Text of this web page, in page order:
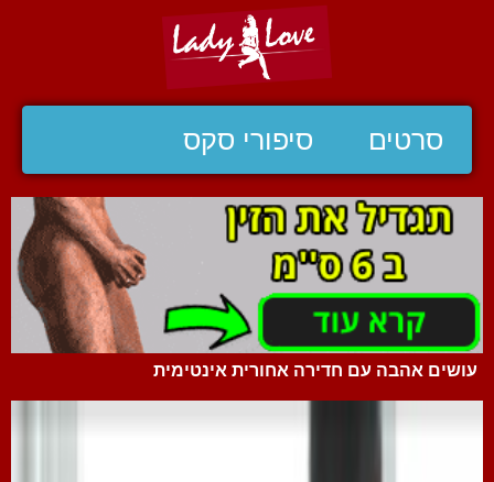
סרטים סיפורי סקס
עושים אהבה עם חדירה אחורית אינטימית